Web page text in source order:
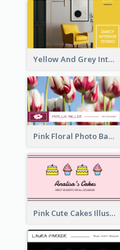
Yellow And Grey Interior Studio Business Card
Pink Floral Photo Background Photographer Business Card
Pink Cute Cakes Illustration Cake Shop Business Card